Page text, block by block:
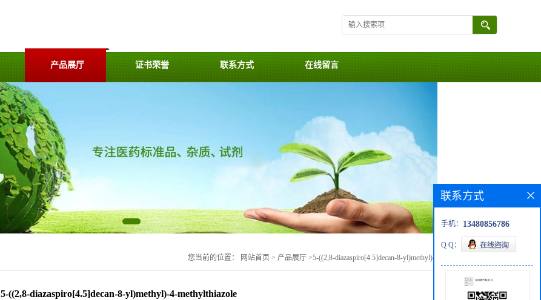
产品展厅 证书荣誉 联系方式 在线留言
您当前的位置： 网站首页 > 产品展厅 >5-((2,8-diazaspiro[4.5]decan-8-yl)methyl)-4-methylthiazole
5-((2,8-diazaspiro[4.5]decan-8-yl)methyl)-4-methylthiazole
联系方式
手机： 13480856786
Q Q：